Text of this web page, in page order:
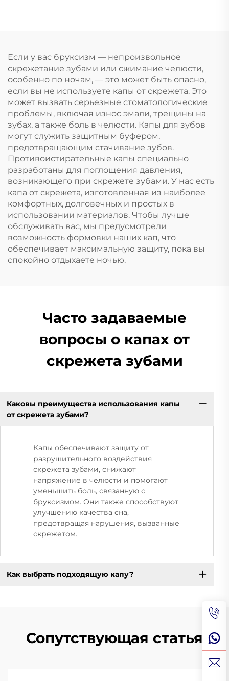
сна, отбеливания
зубов
капой от скрежета
зубами
Если у вас бруксизм — непроизвольное
скрежетание зубами или сжимание челюсти,
особенно по ночам, — это может быть опасно,
если вы не используете капы от скрежета. Это
может вызвать серьезные стоматологические
проблемы, включая износ эмали, трещины на
зубах, а также боль в челюсти. Капы для зубов
могут служить защитным буфером,
предотвращающим стачивание зубов.
Противоистирательные капы специально
разработаны для поглощения давления,
возникающего при скрежете зубами. У нас есть
капа от скрежета, изготовленная из наиболее
комфортных, долговечных и простых в
использовании материалов. Чтобы лучше
обслуживать вас, мы предусмотрели
возможность формовки наших кап, что
обеспечивает максимальную защиту, пока вы
спокойно отдыхаете ночью.
Часто задаваемые
вопросы о капах от
скрежета зубами
Каковы преимущества использования капы
от скрежета зубами?
Капы обеспечивают защиту от
разрушительного воздействия
скрежета зубами, снижают
напряжение в челюсти и помогают
уменьшить боль, связанную с
бруксизмом. Они также способствуют
улучшению качества сна,
предотвращая нарушения, вызванные
скрежетом.
Как выбрать подходящую капу?
Сопутствующая статья